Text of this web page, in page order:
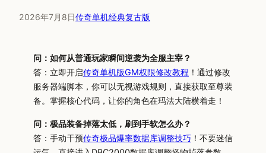
2026年7月8日传奇单机经典复古版
问：如何从普通玩家瞬间逆袭为全服主宰？
答：立即开启传奇单机版GM权限修改教程 ！通过修改
服务器端脚本，你可以无视游戏规则，直接获取至尊装
备。掌握核心代码，让你的角色在玛法大陆横着走！
问：极品装备掉落太低，刷到手软怎么办？
答：手动干预传奇极品爆率数据库调整技巧 ！不要迷信